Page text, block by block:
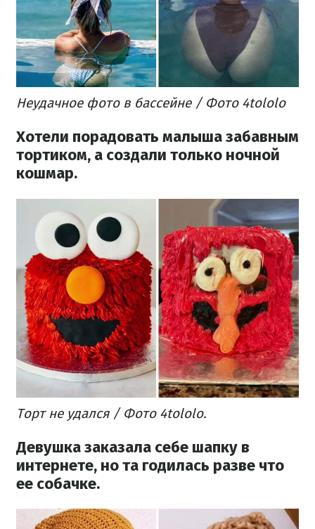
Неудачное фото в бассейне / Фото 4tololo
Хотели порадовать малыша забавным
тортиком, а создали только ночной
кошмар.
Торт не удался / Фото 4tololo.
Девушка заказала себе шапку в
интернете, но та годилась разве что
ее собачке.